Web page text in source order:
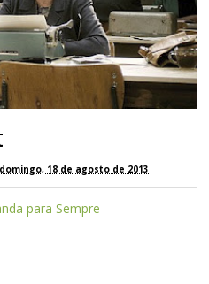
domingo, 18 de agosto de 2013
para Sempre